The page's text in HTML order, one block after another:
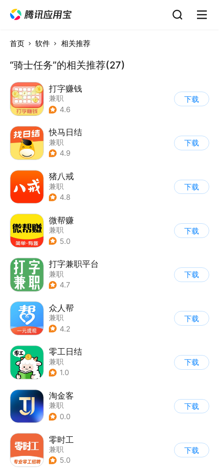
首页 软件 相关推荐
“骑士任务”的相关推荐(27)
打字赚钱
兼职
4.6
下载
快马日结
兼职
4.9
下载
猪八戒
兼职
4.8
下载
微帮赚
兼职
5.0
下载
打字兼职平台
兼职
4.7
下载
众人帮
兼职
4.2
下载
零工日结
兼职
1.0
下载
淘金客
兼职
0.0
下载
零时工
兼职
5.0
下载